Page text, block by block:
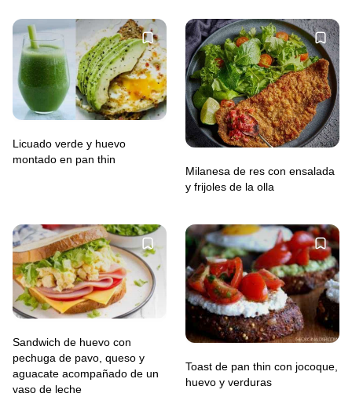
Licuado verde y huevo
montado en pan thin
Milanesa de res con ensalada
y frijoles de la olla
Sandwich de huevo con
pechuga de pavo, queso y
aguacate acompañado de un
vaso de leche
Toast de pan thin con jocoque,
huevo y verduras